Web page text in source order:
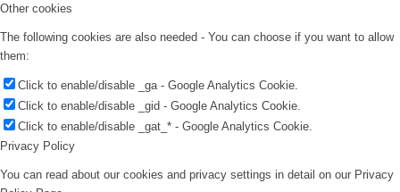
Other cookies
The following cookies are also needed - You can choose if you want to allow
them:
Click to enable/disable _ga - Google Analytics Cookie.
Click to enable/disable _gid - Google Analytics Cookie.
Click to enable/disable _gat_* - Google Analytics Cookie.
Privacy Policy
You can read about our cookies and privacy settings in detail on our Privacy